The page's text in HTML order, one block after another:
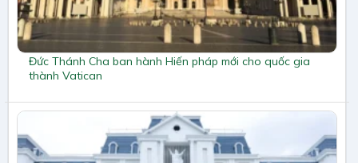
Đức Thánh Cha ban hành Hiến pháp mới cho quốc gia
thành Vatican